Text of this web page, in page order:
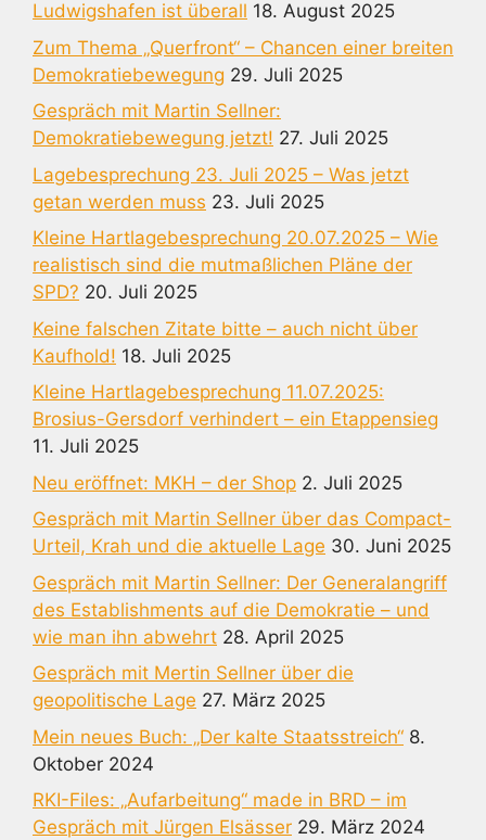
Ludwigshafen ist überall 18. August 2025
Zum Thema „Querfront“ – Chancen einer breiten
Demokratiebewegung 29. Juli 2025
Gespräch mit Martin Sellner:
Demokratiebewegung jetzt! 27. Juli 2025
Lagebesprechung 23. Juli 2025 – Was jetzt
getan werden muss 23. Juli 2025
Kleine Hartlagebesprechung 20.07.2025 – Wie
realistisch sind die mutmaßlichen Pläne der
SPD? 20. Juli 2025
Keine falschen Zitate bitte – auch nicht über
Kaufhold! 18. Juli 2025
Kleine Hartlagebesprechung 11.07.2025:
Brosius-Gersdorf verhindert – ein Etappensieg
11. Juli 2025
Neu eröffnet: MKH – der Shop 2. Juli 2025
Gespräch mit Martin Sellner über das Compact-
Urteil, Krah und die aktuelle Lage 30. Juni 2025
Gespräch mit Martin Sellner: Der Generalangriff
des Establishments auf die Demokratie – und
wie man ihn abwehrt 28. April 2025
Gespräch mit Mertin Sellner über die
geopolitische Lage 27. März 2025
Mein neues Buch: „Der kalte Staatsstreich“ 8.
Oktober 2024
RKI-Files: „Aufarbeitung“ made in BRD – im
Gespräch mit Jürgen Elsässer 29. März 2024